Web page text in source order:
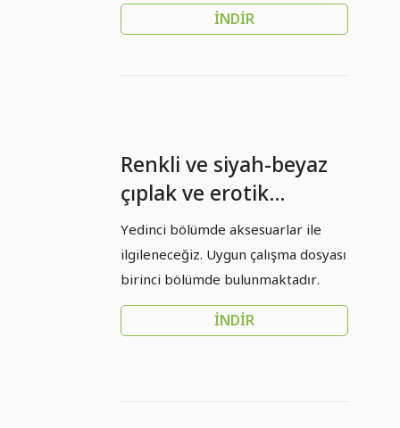
İNDIR
Renkli ve siyah-beyaz
çıplak ve erotik
fotoğrafçılık - 07 -
Aksesuarlar
Yedinci bölümde aksesuarlar ile
ilgileneceğiz. Uygun çalışma dosyası
birinci bölümde bulunmaktadır.
İNDIR